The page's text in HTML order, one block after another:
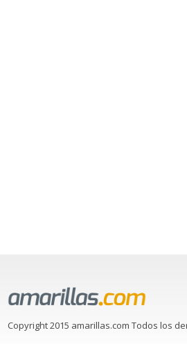
Copyright 2015 amarillas.com Todos los